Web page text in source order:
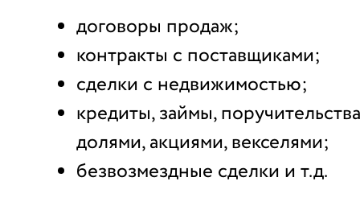
договоры продаж;
контракты с поставщиками;
сделки с недвижимостью;
кредиты, займы,
долями, акциями, векселями;
безвозмездные сделки и т.д.